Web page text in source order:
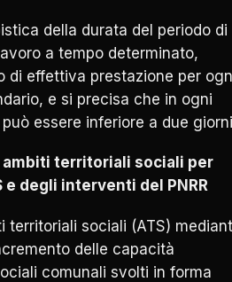
della durata del periodo di
a tempo determinato,
di effettiva prestazione per
e si precisa che in ogni
essere inferiore a due
ambiti territoriali sociali per
e degli interventi del PNRR
territoriali sociali (ATS)
delle capacità
comunali svolti in forma